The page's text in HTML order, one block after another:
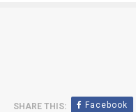
SHARE THIS: Facebook